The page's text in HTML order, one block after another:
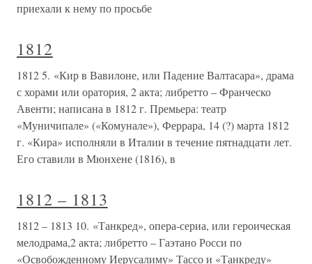
приехали к нему по просьбе
1812
1812 5. «Кир в Вавилоне, или Падение Валтасара», драма
с хорами или оратория, 2 акта; либретто – Франческо
Авенти; написана в 1812 г. Премьера: театр
«Муничипале» («Комунале»), Феррара, 14 (?) марта 1812
г. «Кира» исполняли в Италии в течение пятнадцати лет.
Его ставили в Мюнхене (1816), в
1812 – 1813
1812 – 1813 10. «Танкред», опера-сериа, или героическая
мелодрама,2 акта; либретто – Гаэтано Росси по
«Освобожденному Иерусалиму» Тассо и «Танкреду»